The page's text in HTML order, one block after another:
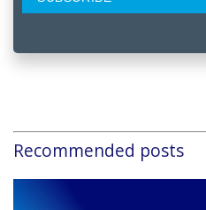
Recommended posts